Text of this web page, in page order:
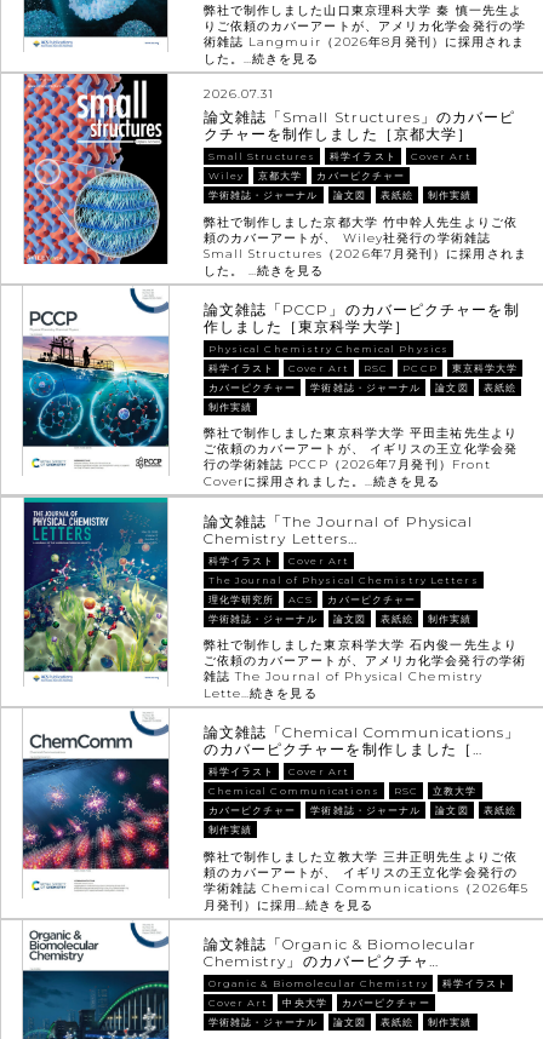
弊社で制作しました山口東京理科大学 秦 慎一先生よ
りご依頼のカバーアートが、アメリカ化学会発行の学
術雑誌 Langmuir（2026年8月発刊）に採用されま
した。…続きを見る
2026.07.31
論文雑誌「Small Structures」のカバーピ
クチャーを制作しました［京都大学］
Small Structures 科学イラスト
Cover Art
Wiley
京都大学
カバーピクチャー
学術雑誌・ジャーナル
論文図 表紙絵 制作実績
弊社で制作しました京都大学 竹中幹人先生よりご依
頼のカバーアートが、 Wiley社発行の学術雑誌
Small Structures（2026年7月発刊）に採用されま
した。 …続きを見る
論文雑誌「PCCP」のカバーピクチャーを制
作しました［東京科学大学］
Physical Chemistry Chemical Physics
科学イラスト
Cover Art RSC PCCP
東京科学大学
カバーピクチャー
学術雑誌・ジャーナル 論文図
表紙絵
制作実績
弊社で制作しました東京科学大学 平田圭祐先生より
ご依頼のカバーアートが、 イギリスの王立化学会発
行の学術雑誌 PCCP（2026年7月発刊）Front
Coverに採用されました。…続きを見る
論文雑誌「The Journal of Physical
Chemistry Letters…
科学イラスト
Cover Art
The Journal of Physical Chemistry Letters
理化学研究所
ACS
カバーピクチャー
学術雑誌・ジャーナル
論文図 表紙絵 制作実績
弊社で制作しました東京科学大学 石内俊一先生より
ご依頼のカバーアートが、アメリカ化学会発行の学術
雑誌 The Journal of Physical Chemistry
Lette…続きを見る
論文雑誌「Chemical Communications」
のカバーピクチャーを制作しました［…
科学イラスト
Cover Art
Chemical Communications
RSC
立教大学
カバーピクチャー
学術雑誌・ジャーナル 論文図
表紙絵
制作実績
弊社で制作しました立教大学 三井正明先生よりご依
頼のカバーアートが、 イギリスの王立化学会発行の
学術雑誌 Chemical Communications（2026年5
月発刊）に採用…続きを見る
論文雑誌「Organic & Biomolecular
Chemistry」のカバーピクチャ…
Organic & Biomolecular Chemistry
科学イラスト
Cover Art
中央大学
カバーピクチャー
学術雑誌・ジャーナル
論文図 表紙絵 制作実績